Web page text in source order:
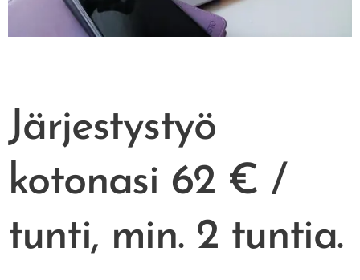
Järjestystyö
kotonasi 62 € /
tunti, min. 2 tuntia.